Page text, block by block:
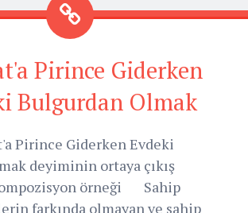
Pirince Giderken
Bulgurdan Olmak
Pirince Giderken Evdeki
deyiminin ortaya çıkış
örneği Sahip
farkında olmayan ve sahip